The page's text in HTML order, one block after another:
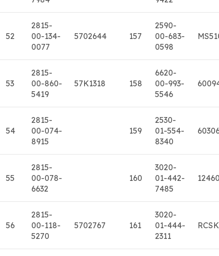
52
2815-
00-134-
0077
5702644 157
2590-
00-683-
0598
53
2815-
00-860-
5419
57K1318 158
6620-
00-993-
5546
54
2815-
00-074-
8915
159
2530-
01-554-
8340
55
2815-
00-078-
6632
160
3020-
01-442-
7485
56
2815-
00-118-
5270
5702767 161
3020-
01-444-
2311